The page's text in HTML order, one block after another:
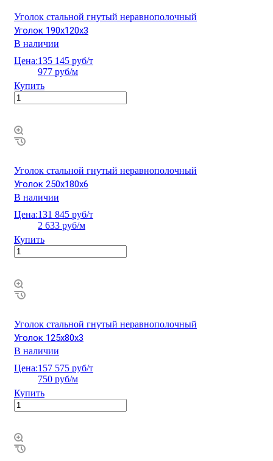
Уголок стальной гнутый неравнополочный
Уголок 190х120х3
В наличии
Цена:135 145 руб/т
977 руб/м
Купить
Уголок стальной гнутый неравнополочный
Уголок 250х180х6
В наличии
Цена:131 845 руб/т
2 633 руб/м
Купить
Уголок стальной гнутый неравнополочный
Уголок 125х80х3
В наличии
Цена:157 575 руб/т
750 руб/м
Купить